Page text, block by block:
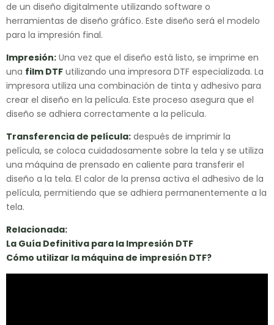
de un diseño digitalmente utilizando software o
herramientas de diseño gráfico. Este diseño será el modelo
para la impresión final.
Impresión: Una vez que el diseño está listo, se imprime en
una film DTF utilizando una impresora DTF especializada. La
impresora utiliza una combinación de tinta y adhesivo para
crear el diseño en la película. Este proceso asegura que el
diseño se adhiera correctamente a la película.
Transferencia de película: después de imprimir la
película, se coloca cuidadosamente sobre la tela y se utiliza
una máquina de prensado en caliente para transferir el
diseño a la tela. El calor de la prensa activa el adhesivo de la
película, permitiendo que se adhiera permanentemente a la
tela.
Relacionada:
La Guía Definitiva para la Impresión DTF
Cómo utilizar la máquina de impresión DTF?